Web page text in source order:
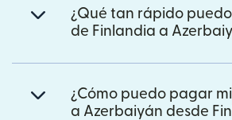
¿Qué tan rápido
de Finlandia a
¿Cómo puedo pagar
a Azerbaiyán desde